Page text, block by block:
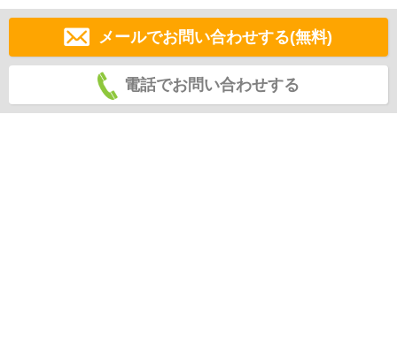
メールでお問い合わせする(無料)
電話でお問い合わせする